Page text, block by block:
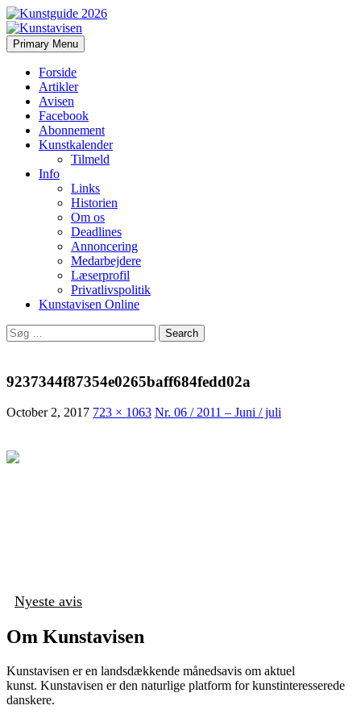
Kunstavisen
Search
Primary Menu Skip
to
Forside
Artikler
Avisen
Facebook
Abonnement
Kunstkalender
Tilmeld
Info
Links
Historien
Om os
Deadlines
Annoncering
Medarbejdere
Læserprofil
Privatlivspolitik
Kunstavisen Online
Search
for:
9237344f87354e0265baff684fedd02a
October 2, 2017 723 × 1063 Nr. 06 / 2011 – Juni / juli
Nyeste avis
Om Kunstavisen
Kunstavisen er en landsdækkende månedsavis om aktuel
kunst. Kunstavisen er den naturlige platform for kunstinteresserede
danskere.